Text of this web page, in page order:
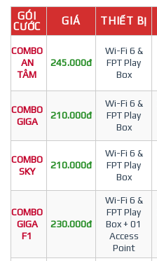
GÓI
CƯỚC
GIÁ THIẾT BỊ
COMBO
AN
TÂM
245.000đ
Wi-Fi 6 &
FPT Play
Box
COMBO
GIGA
210.000đ
Wi-Fi 6 &
FPT Play
Box
COMBO
SKY
210.000đ
Wi-Fi 6 &
FPT Play
Box
COMBO
GIGA
F1
230.000đ
Wi-Fi 6 &
FPT Play
Box + 01
Access
Point